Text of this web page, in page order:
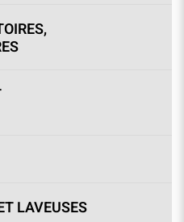
LAVEUSES